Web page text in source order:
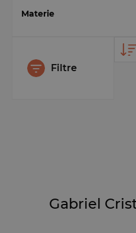
Materie
Filtre
Gabriel